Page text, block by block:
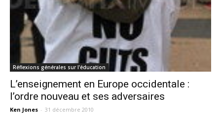
Réflexions générales sur l'éducation
L’enseignement en Europe occidentale :
l’ordre nouveau et ses adversaires
Ken Jones - 31 décembre 2010